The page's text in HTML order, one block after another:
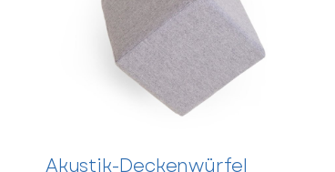
Frage zum Artikel
Akustik-Deckenwürfel